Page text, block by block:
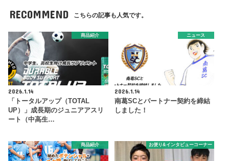
RECOMMEND こちらの記事も人気です。
商品紹介
2026.1.14
「トータルアップ（TOTAL
UP）」成長期のジュニアアスリ
ート（中高生…
ニュース
2026.1.14
南葛SCとパートナー契約を締結
しました！
商品紹介 お便り&インタビューコーナー